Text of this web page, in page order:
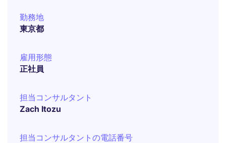
勤務地
東京都
雇用形態
正社員
担当コンサルタント
Zach Itozu
担当コンサルタントの電話番号